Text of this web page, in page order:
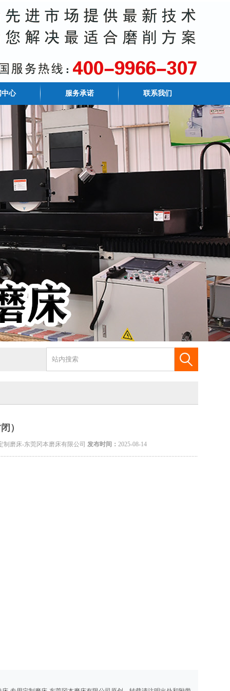
中心 服务承诺 联系我们
）
磨床-东莞冈本磨床有限公司 发布时间： 2025-08-14